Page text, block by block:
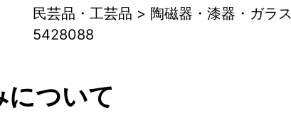
民芸品・工芸品 > 陶磁器・漆器・ガラス
5428088
について